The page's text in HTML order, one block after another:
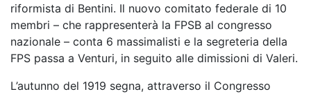
riformista di Bentini. Il nuovo comitato federale di 10
membri – che rappresenterà la FPSB al congresso
nazionale – conta 6 massimalisti e la segreteria della
FPS passa a Venturi, in seguito alle dimissioni di Valeri.
L’autunno del 1919 segna, attraverso il Congresso